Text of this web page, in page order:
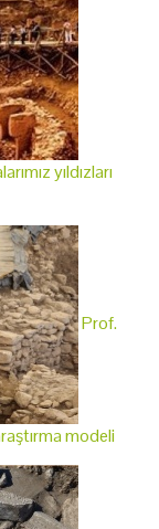
yıldızları
Prof.
modeli